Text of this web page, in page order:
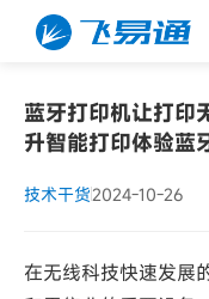
蓝牙打印机让打印
升智能打印体验蓝
技术干货2024-10-26
在无线科技快速发展